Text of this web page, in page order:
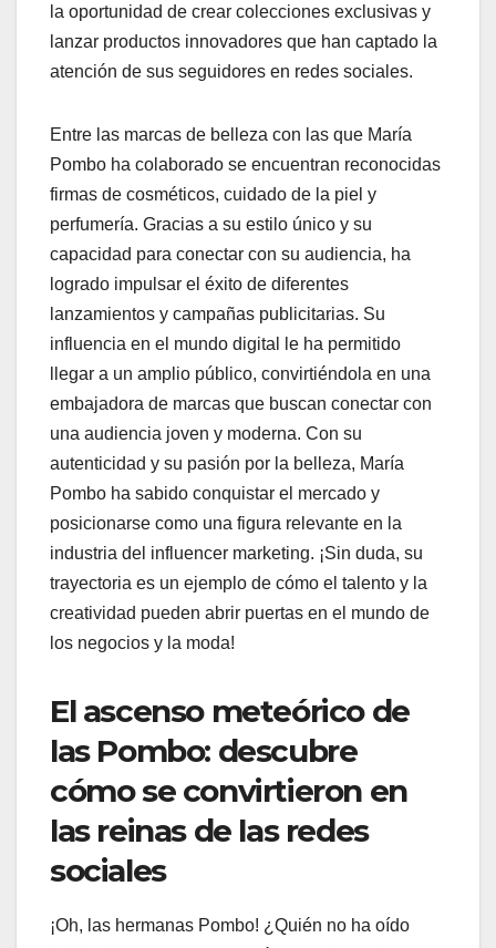
la oportunidad de crear colecciones exclusivas y
lanzar productos innovadores que han captado la
atención de sus seguidores en redes sociales.
Entre las marcas de belleza con las que María
Pombo ha colaborado se encuentran reconocidas
firmas de cosméticos, cuidado de la piel y
perfumería. Gracias a su estilo único y su
capacidad para conectar con su audiencia, ha
logrado impulsar el éxito de diferentes
lanzamientos y campañas publicitarias. Su
influencia en el mundo digital le ha permitido
llegar a un amplio público, convirtiéndola en una
embajadora de marcas que buscan conectar con
una audiencia joven y moderna. Con su
autenticidad y su pasión por la belleza, María
Pombo ha sabido conquistar el mercado y
posicionarse como una figura relevante en la
industria del influencer marketing. ¡Sin duda, su
trayectoria es un ejemplo de cómo el talento y la
creatividad pueden abrir puertas en el mundo de
los negocios y la moda!
El ascenso meteórico de
las Pombo: descubre
cómo se convirtieron en
las reinas de las redes
sociales
¡Oh, las hermanas Pombo! ¿Quién no ha oído